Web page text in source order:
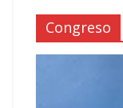
Congreso